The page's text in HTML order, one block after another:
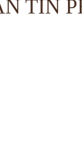
TIN